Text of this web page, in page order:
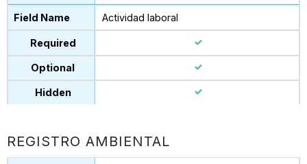
Actividad laboral
REGISTRO AMBIENTAL